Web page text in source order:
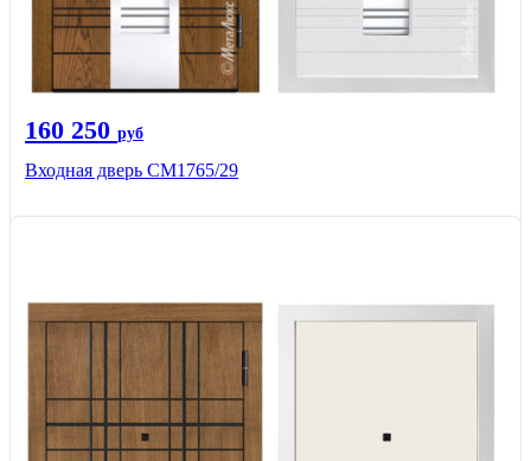
160 250 руб
Входная дверь СМ1765/29